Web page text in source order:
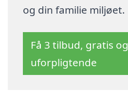
og din familie miljøet.
Få 3 tilbud, gratis og
uforpligtende